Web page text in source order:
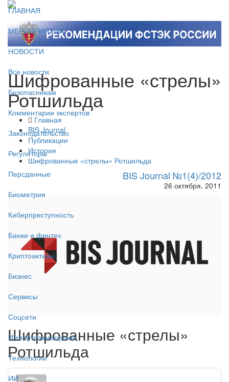
ГЛАВНАЯ
МЕРОПРИЯТИЯ
НОВОСТИ
Все новости
Безопасникам
Комментарии экспертов
Законодательство
Регуляторы
Персданные
Биометрия
Киберпреступность
Банки и финтех
Криптоактивы
Бизнес
Сервисы
Соцсети
Импортозамещение
Технологии
ИИ
Шифрованные «стрелы»
Ротшильда
Главная
BIS Journal
Публикации
История
Шифрованные «стрелы» Ротшильда
BIS Journal №1(4)/2012
26 октября, 2011
Шифрованные «стрелы»
Ротшильда